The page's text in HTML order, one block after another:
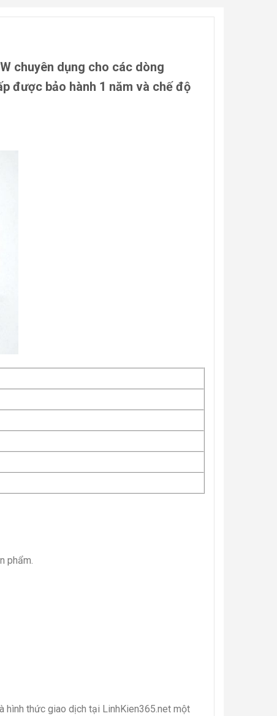
chuyên dụng cho các dòng
được bảo hành 1 năm và chế độ
phẩm.
hình thức giao dịch tại LinhKien365.net một